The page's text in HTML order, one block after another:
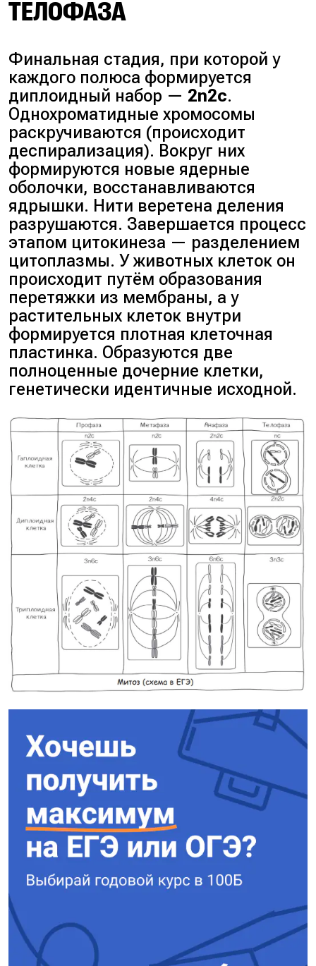
ТЕЛОФАЗА
Финальная стадия, при которой у
каждого полюса формируется
диплоидный набор — 2n2c.
Однохроматидные хромосомы
раскручиваются (происходит
деспирализация). Вокруг них
формируются новые ядерные
оболочки, восстанавливаются
ядрышки. Нити веретена деления
разрушаются. Завершается процесс
этапом цитокинеза — разделением
цитоплазмы. У животных клеток он
происходит путём образования
перетяжки из мембраны, а у
растительных клеток внутри
формируется плотная клеточная
пластинка. Образуются две
полноценные дочерние клетки,
генетически идентичные исходной.